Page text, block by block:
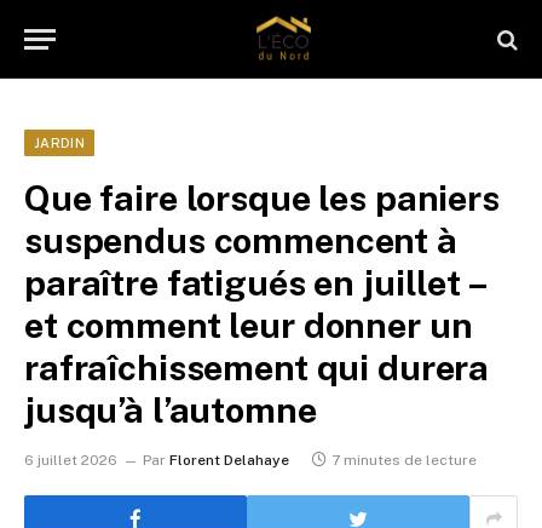
JARDIN
Que faire lorsque les paniers
suspendus commencent à
paraître fatigués en juillet –
et comment leur donner un
rafraîchissement qui durera
jusqu’à l’automne
6 juillet 2026 Par Florent Delahaye 7 minutes de lecture